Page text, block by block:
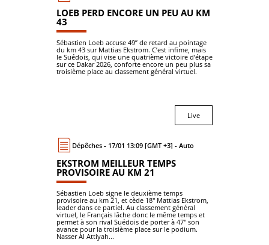
LOEB PERD ENCORE UN PEU AU KM
43
Sébastien Loeb accuse 49’’ de retard au pointage
du km 43 sur Mattias Ekstrom. C’est infime, mais
le Suédois, qui vise une quatrième victoire d’étape
sur ce Dakar 2026, conforte encore un peu plus sa
troisième place au classement général virtuel.
Live
Dépêches - 17/01 13:09 [GMT +3] - Auto
EKSTROM MEILLEUR TEMPS
PROVISOIRE AU KM 21
Sébastien Loeb signe le deuxième temps
provisoire au km 21, et cède 18'' Mattias Ekstrom,
leader dans ce partiel. Au classement général
virtuel, le Français lâche donc le même temps et
permet à son rival Suédois de porter à 47'' son
avance pour la troisième place sur le podium.
Nasser Al Attiyah...